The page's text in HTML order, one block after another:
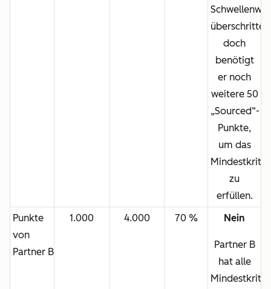
doch
benötigt
er noch
weitere 50
„Sourced“-
Punkte,
um das
zu
erfüllen.
Punkte
von
Partner B
1.000 4.000 70 % Nein
Partner B
hat alle